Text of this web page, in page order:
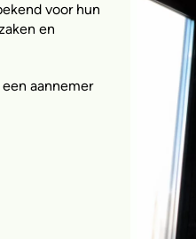
voor hun
en
aannemer